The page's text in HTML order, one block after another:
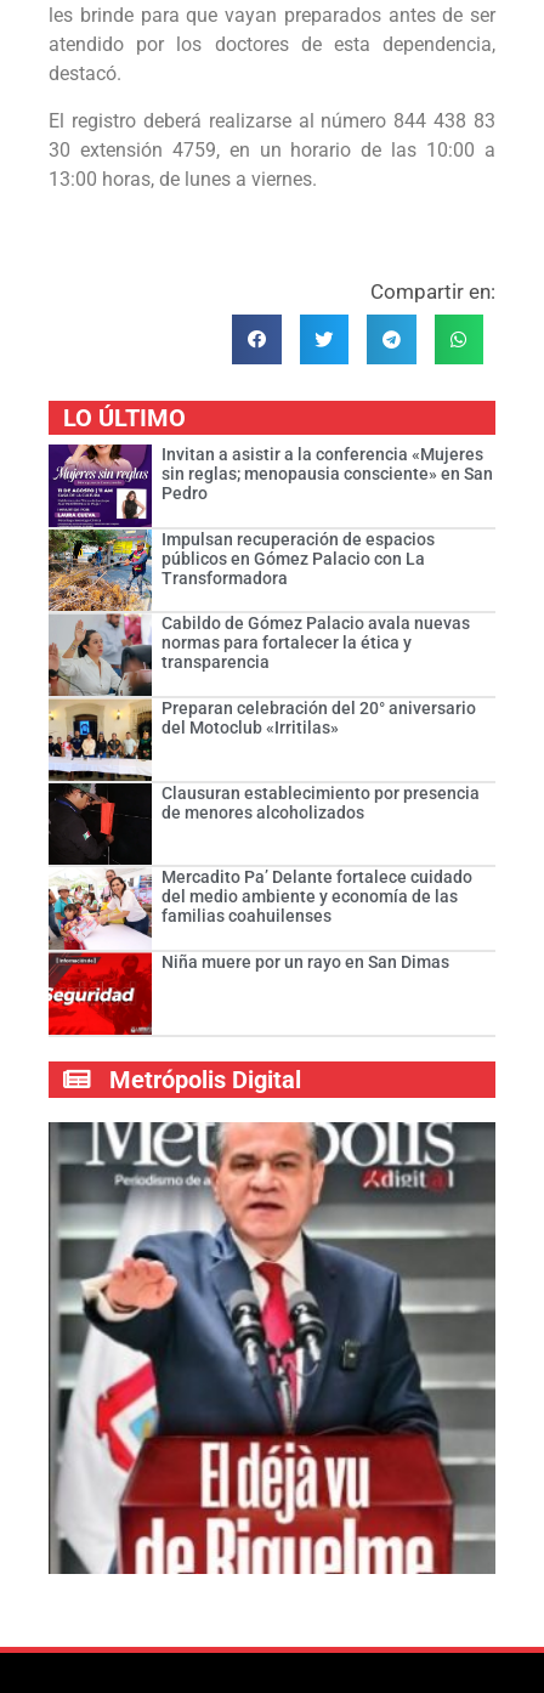
les brinde para que vayan preparados antes de ser
atendido por los doctores de esta dependencia,
destacó.
El registro deberá realizarse al número 844 438 83
30 extensión 4759, en un horario de las 10:00 a
13:00 horas, de lunes a viernes.
Compartir en:
LO ÚLTIMO
Invitan a asistir a la conferencia «Mujeres
sin reglas; menopausia consciente» en San
Pedro
Impulsan recuperación de espacios
públicos en Gómez Palacio con La
Transformadora
Cabildo de Gómez Palacio avala nuevas
normas para fortalecer la ética y
transparencia
Preparan celebración del 20° aniversario
del Motoclub «Irritilas»
Clausuran establecimiento por presencia
de menores alcoholizados
Mercadito Pa’ Delante fortalece cuidado
del medio ambiente y economía de las
familias coahuilenses
Niña muere por un rayo en San Dimas
Metrópolis Digital